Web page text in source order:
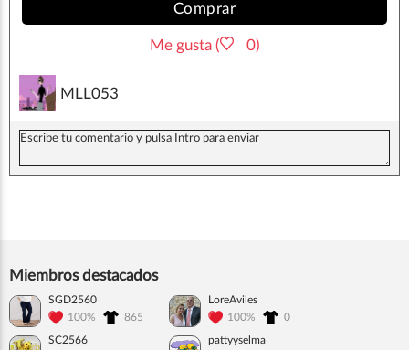
Comprar
Me gusta ( 0)
MLL053
Miembros destacados
SGD2560
100%
865
LoreAviles
100%
0
SC2566
pattyyselma